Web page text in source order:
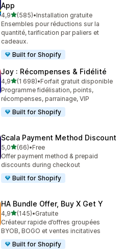
App
4,9étoile(s) sur 5
(585)
585 avis au total
•Installation gratuite
Ensembles pour réductions sur la
quantité, tarification par paliers et
cadeaux.
Built for Shopify
Joy : Récompenses & Fidélité
4,9étoile(s) sur 5
(1 698)
1698 avis au total
•Forfait gratuit disponible
Programme fidélisation, points,
récompenses, parrainage, VIP
Built for Shopify
Scala Payment Method Discount
5,0étoile(s) sur 5
(66)
66 avis au total
•Free
Offer payment method & prepaid
discounts during checkout
Built for Shopify
HA Bundle Offer, Buy X Get Y
4,9étoile(s) sur 5
(145)
145 avis au total
•Gratuite
Créateur rapide d’offres groupées
BYOB, BOGO et ventes incitatives
Built for Shopify